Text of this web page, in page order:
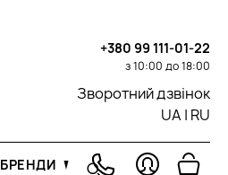
+380 99 111-01-22
з 10:00 до 18:00
Зворотний дзвінок
UA | RU
БРЕНДИ